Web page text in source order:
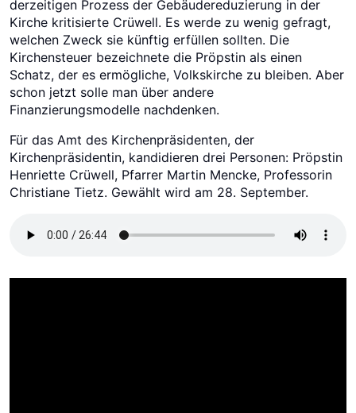
derzeitigen Prozess der Gebäudereduzierung in der
Kirche kritisierte Crüwell. Es werde zu wenig gefragt,
welchen Zweck sie künftig erfüllen sollten. Die
Kirchensteuer bezeichnete die Pröpstin als einen
Schatz, der es ermögliche, Volkskirche zu bleiben. Aber
schon jetzt solle man über andere
Finanzierungsmodelle nachdenken.
Für das Amt des Kirchenpräsidenten, der
Kirchenpräsidentin, kandidieren drei Personen: Pröpstin
Henriette Crüwell, Pfarrer Martin Mencke, Professorin
Christiane Tietz. Gewählt wird am 28. September.